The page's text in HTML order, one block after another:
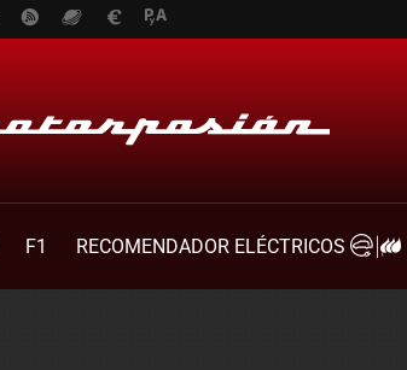
F1
RECOMENDADOR ELÉCTRICOS